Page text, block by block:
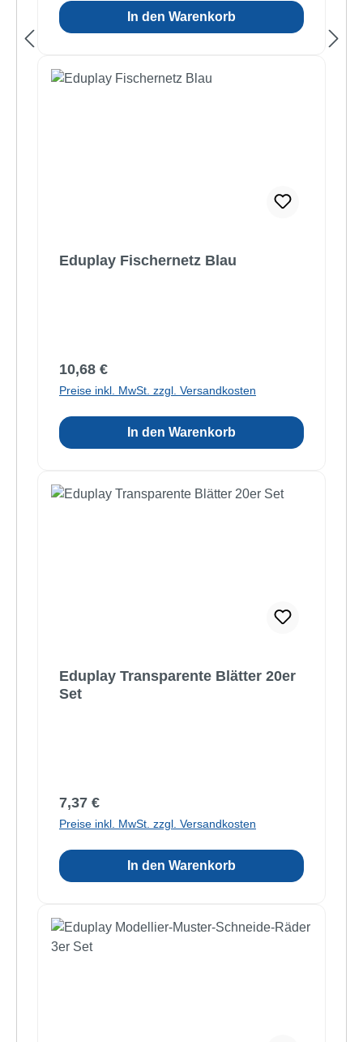
In den Warenkorb
Eduplay Fischernetz Blau
Regulärer Preis:
10,68 €
Preise inkl. MwSt. zzgl. Versandkosten
In den Warenkorb
Eduplay Transparente Blätter 20er
Set
Regulärer Preis:
7,37 €
Preise inkl. MwSt. zzgl. Versandkosten
In den Warenkorb